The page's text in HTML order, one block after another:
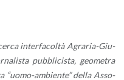
in­ter­fa­col­tà Agra­ria-Giu­
pub­bli­ci­sta, geo­me­tra
“uo­mo-am­bien­te” della As­so­